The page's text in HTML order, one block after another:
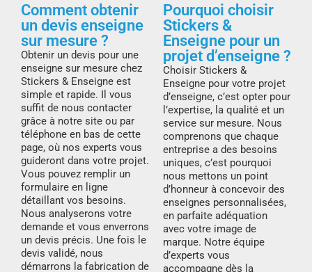
Comment obtenir
un devis enseigne
sur mesure ?
Obtenir un devis pour une
enseigne sur mesure chez
Stickers & Enseigne est
simple et rapide. Il vous
suffit de nous contacter
grâce à notre site ou par
téléphone en bas de cette
page, où nos experts vous
guideront dans votre projet.
Vous pouvez remplir un
formulaire en ligne
détaillant vos besoins.
Nous analyserons votre
demande et vous enverrons
un devis précis. Une fois le
devis validé, nous
démarrons la fabrication de
Pourquoi choisir
Stickers &
Enseigne pour un
projet d’enseigne ?
Choisir Stickers &
Enseigne pour votre projet
d’enseigne, c’est opter pour
l’expertise, la qualité et un
service sur mesure. Nous
comprenons que chaque
entreprise a des besoins
uniques, c’est pourquoi
nous mettons un point
d’honneur à concevoir des
enseignes personnalisées,
en parfaite adéquation
avec votre image de
marque. Notre équipe
d’experts vous
accompagne dès la